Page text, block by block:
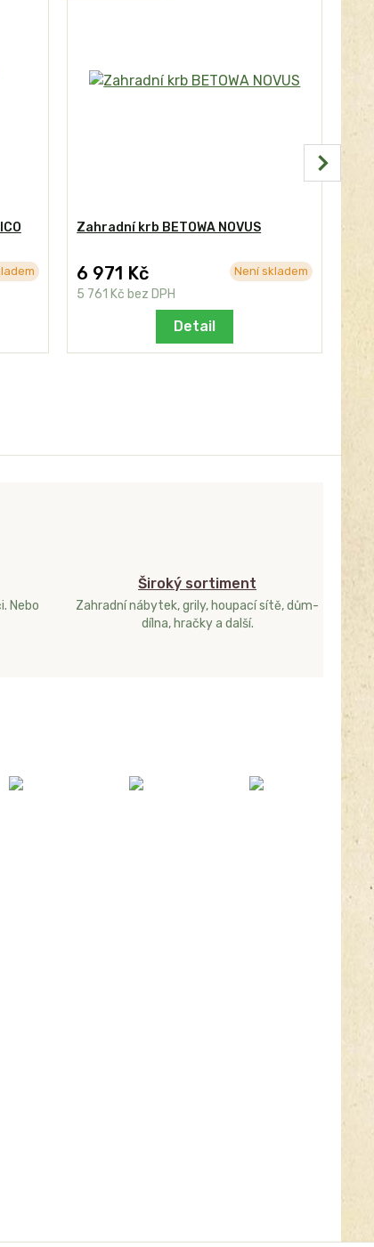
Zahradní krb BETOWA NOVUS
6 971 Kč
5 761 Kč bez DPH
Není skladem
Detail
Nebo
Široký sortiment
Zahradní nábytek, grily, houpací sítě, dům-
dílna, hračky a další.